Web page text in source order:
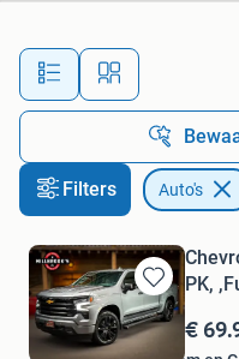
Alle
Filters Auto's
Bewaren
in
Mijn
PK,
€